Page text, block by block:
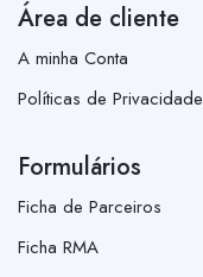
Área de cliente
A minha Conta
Políticas de Privacidade
Formulários
Ficha de Parceiros
Ficha RMA